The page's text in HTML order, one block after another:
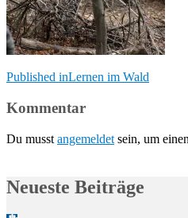
Beitragsnavigation
Published inLernen im Wald
Kommentar
Du musst angemeldet sein, um
Neueste Beiträge